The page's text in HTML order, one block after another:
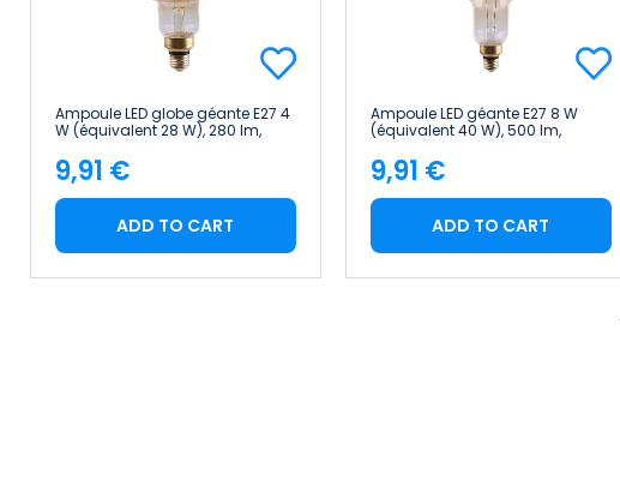
Ampoule LED globe géante E27 4
W (équivalent 28 W), 280 lm,
25 000 h 7hSevenOn Vintage
Price
9,91 €
ADD TO CART
Ampoule LED géante E27 8 W
(équivalent 40 W), 500 lm,
h 7hSevenOn Vintage
Price
9,91 €
ADD TO CART